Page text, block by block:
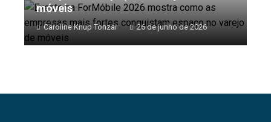
móveis
Caroline Knup Tonzar 26 de junho de 2026